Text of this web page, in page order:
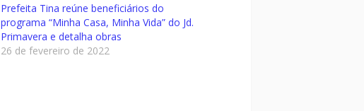
Prefeita Tina reúne beneficiários do
programa “Minha Casa, Minha Vida” do Jd.
Primavera e detalha obras
26 de fevereiro de 2022